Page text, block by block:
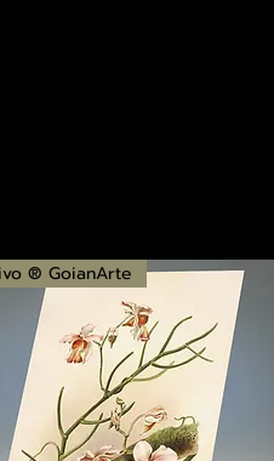
® GoianArte